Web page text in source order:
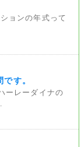
ョンの年式って
す。
ーレーダイナの